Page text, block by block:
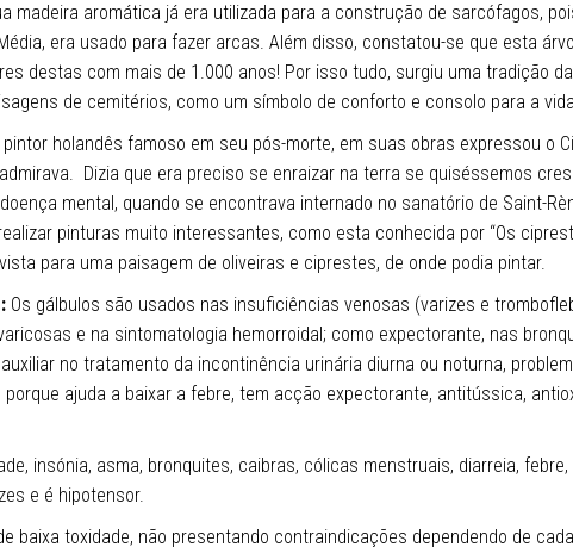
madeira aromática já era utilizada para a construção de sarcófagos,
era usado para fazer arcas. Além disso, constatou-se que esta
destas com mais de 1.000 anos! Por isso tudo, surgiu uma tradição
de cemitérios, como um símbolo de conforto e consolo para a
holandês famoso em seu pós-morte, em suas obras expressou o
Dizia que era preciso se enraizar na terra se quiséssemos
mental, quando se encontrava internado no sanatório de Saint-
pinturas muito interessantes, como esta conhecida por “Os
para uma paisagem de oliveiras e ciprestes, de onde podia pintar.
Os gálbulos são usados nas insuficiências venosas (varizes e
e na sintomatologia hemorroidal; como expectorante, nas
no tratamento da incontinência urinária diurna ou noturna,
ajuda a baixar a febre, tem acção expectorante, antitússica,
insónia, asma, bronquites, caibras, cólicas menstruais, diarreia,
e é hipotensor.
baixa toxidade, não presentando contraindicações dependendo de